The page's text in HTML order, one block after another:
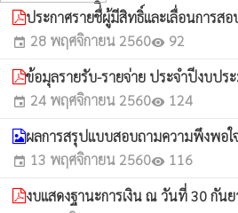
ประกาศรายชื่ิผู้มีสิทธิ์และเลื่อนการสอ
event 28 พฤศจิกายน 2560visibility 92
ข้อมุลรายรับ-รายจ่าย ประจำปีงบปร
event 24 พฤศจิกายน 2560visibility 124
ผลการสรุปแบบสอบถามความพึงพอ
event 13 พฤศจิกายน 2560visibility 116
งบแสดงฐานะการเงิน ณ วันที่ 30 กัน